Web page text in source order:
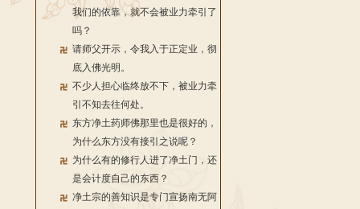
我们的依靠，就不会被业力牵引了
吗？
请师父开示，令我入于正定业，彻
底入佛光明。
不少人担心临终放不下，被业力牵
引不知去往何处。
东方净土药师佛那里也是很好的，
为什么东方没有接引之说呢？
为什么有的修行人进了净土门，还
是会计度自己的东西？
净土宗的善知识是专门宣扬南无阿